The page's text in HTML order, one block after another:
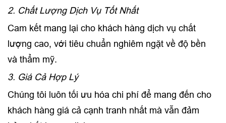
2. Chất Lượng Dịch Vụ Tốt Nhất
Cam kết mang lại cho khách hàng dịch vụ chất
lượng cao, với tiêu chuẩn nghiêm ngặt về độ bền
và thẩm mỹ.
3. Giá Cả Hợp Lý
Chúng tôi luôn tối ưu hóa chi phí để mang đến cho
khách hàng giá cả cạnh tranh nhất mà vẫn đảm